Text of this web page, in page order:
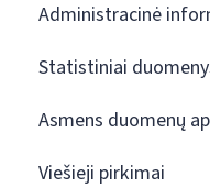
Administracinė
Statistiniai
Asmens duomenų
Viešieji pirkimai